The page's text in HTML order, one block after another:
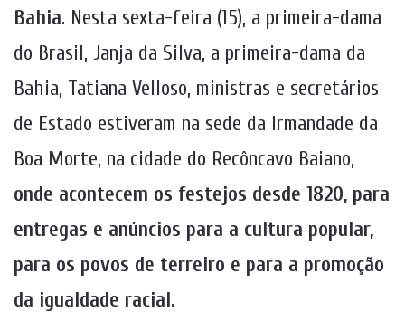
Bahia. Nesta sexta-feira (15), a primeira-dama
do Brasil, Janja da Silva, a primeira-dama da
Bahia, Tatiana Velloso, ministras e secretários
de Estado estiveram na sede da Irmandade da
Boa Morte, na cidade do Recôncavo Baiano,
onde acontecem os festejos desde 1820, para
entregas e anúncios para a cultura popular,
para os povos de terreiro e para a promoção
da igualdade racial.